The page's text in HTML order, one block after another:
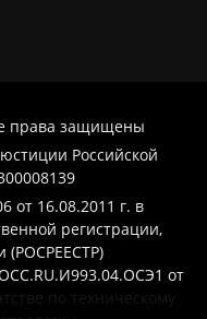
права защищены
Российской
от 16.08.2011 г. в
регистрации,
(РОСРЕЕСТР)
от